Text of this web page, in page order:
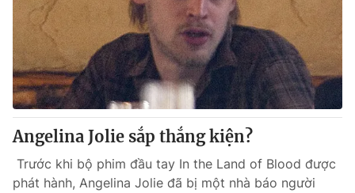
VTV Sức khoẻ Bất động sản
Thị trường 24h Tấm lòng Việt
VTV4 Vươn mình bằng AI
VTV9 VTV8
Angelina Jolie sắp thắng kiện?
Trước khi bộ phim đầu tay In the Land of Blood được
phát hành, Angelina Jolie đã bị một nhà báo người